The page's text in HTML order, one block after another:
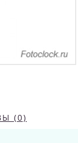
(0)